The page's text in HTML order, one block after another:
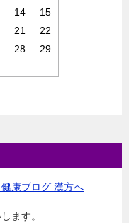
14
15
21
22
28
29
ます。